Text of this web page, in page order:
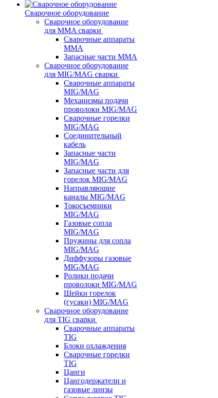
Сварочное оборудование
Сварочное оборудование
для MMA сварки
Сварочные аппараты
MMA
Запасные части MMA
Сварочное оборудование
для MIG/MAG сварки
Сварочные аппараты
MIG/MAG
Механизмы подачи
проволоки MIG/MAG
Сварочные горелки
MIG/MAG
Соединительный
кабель
Запасные части
MIG/MAG
Запасные части для
горелок MIG/MAG
Направляющие
каналы MIG/MAG
Токосъемники
MIG/MAG
Газовые сопла
MIG/MAG
Пружины для сопла
MIG/MAG
Диффузоры газовые
MIG/MAG
Ролики подачи
проволоки MIG/MAG
Шейки горелок
(гусаки) MIG/MAG
Сварочное оборудование
для TIG сварки
Сварочные аппараты
TIG
Блоки охлаждения
Сварочные горелки
TIG
Цанги
Цангодержатели и
газовые линзы